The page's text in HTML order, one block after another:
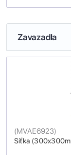
Zavazadla
Síťka
(MVAE6923)